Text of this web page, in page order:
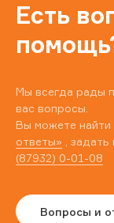
Есть
Мы всегда рады
вас вопросы.
Вы можете
ответы» , задать
(87932) 0-01-08
Вопросы и